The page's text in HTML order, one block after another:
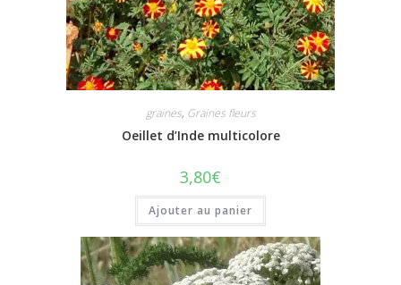
graines, Graines fleurs
Oeillet d’Inde multicolore
3,80€
Ajouter au panier